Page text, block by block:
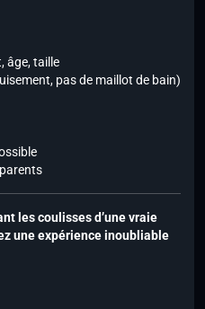
âge, taille
pas de maillot de bain)
les coulisses d’une vraie
une expérience inoubliable